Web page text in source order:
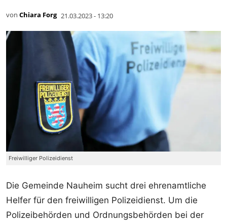
von Chiara Forg 21.03.2023 - 13:20
Freiwilliger Polizeidienst
Die Gemeinde Nauheim sucht drei ehrenamtliche
Helfer für den freiwilligen Polizeidienst. Um die
Polizeibehörden und Ordnungsbehörden bei der